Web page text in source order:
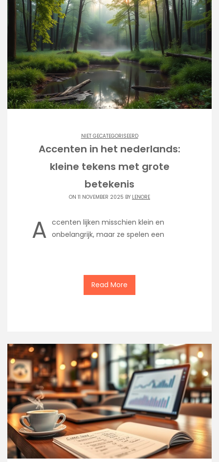
NIET GECATEGORISEERD
Accenten in het nederlands:
kleine tekens met grote
betekenis
ON 11 NOVEMBER 2025 BY LENORE
A ccenten lijken misschien klein en
onbelangrijk, maar ze spelen een
Read More